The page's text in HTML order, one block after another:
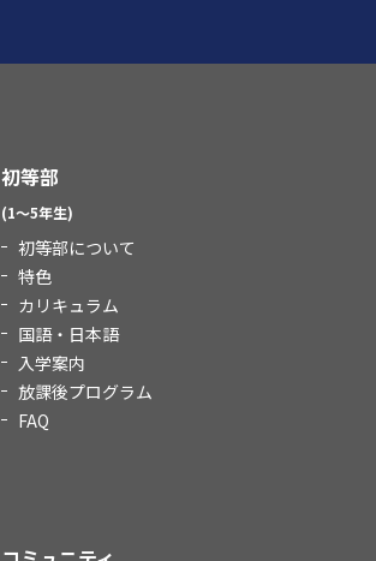
初等部
(1～5年生)
初等部について
特色
カリキュラム
国語・日本語
入学案内
放課後プログラム
FAQ